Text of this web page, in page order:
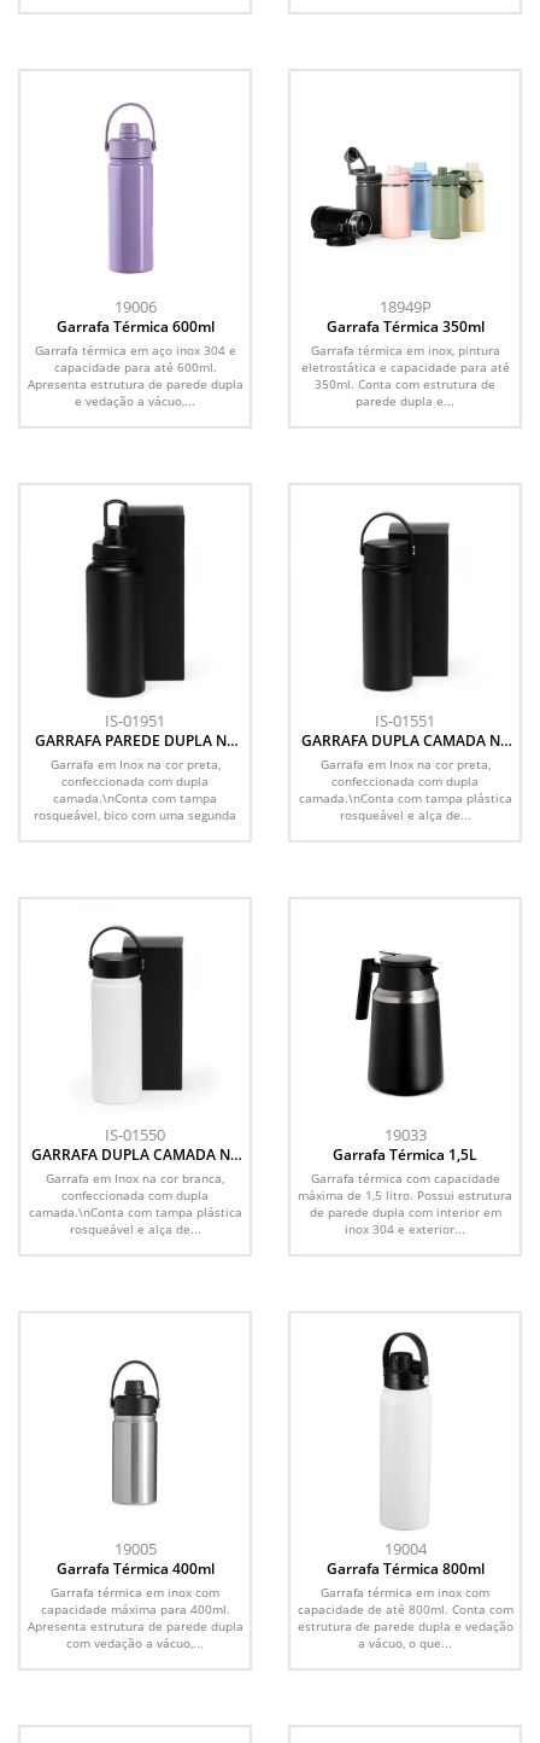
19006
Garrafa Térmica 600ml
Garrafa térmica em aço inox 304 e
capacidade para até 600ml.
Apresenta estrutura de parede dupla
e vedação a vácuo,...
18949P
Garrafa Térmica 350ml
Garrafa térmica em inox, pintura
eletrostática e capacidade para até
350ml. Conta com estrutura de
parede dupla e...
IS-01951
GARRAFA PAREDE DUPLA NA
COR PRETA - 950 ML
Garrafa em Inox na cor preta,
confeccionada com dupla
camada.\nConta com tampa
rosqueável, bico com uma segunda
IS-01551
GARRAFA DUPLA CAMADA NA
COR PRETA - 550 ML
Garrafa em Inox na cor preta,
confeccionada com dupla
camada.\nConta com tampa plástica
rosqueável e alça de...
IS-01550
GARRAFA DUPLA CAMADA NA
COR BRANCA - 550 ML
Garrafa em Inox na cor branca,
confeccionada com dupla
camada.\nConta com tampa plástica
rosqueável e alça de...
19033
Garrafa Térmica 1,5L
Garrafa térmica com capacidade
máxima de 1,5 litro. Possui estrutura
de parede dupla com interior em
inox 304 e exterior...
19005
Garrafa Térmica 400ml
Garrafa térmica em inox com
capacidade máxima para 400ml.
Apresenta estrutura de parede dupla
com vedação a vácuo,...
19004
Garrafa Térmica 800ml
Garrafa térmica em inox com
capacidade de até 800ml. Conta com
estrutura de parede dupla e vedação
a vácuo, o que...